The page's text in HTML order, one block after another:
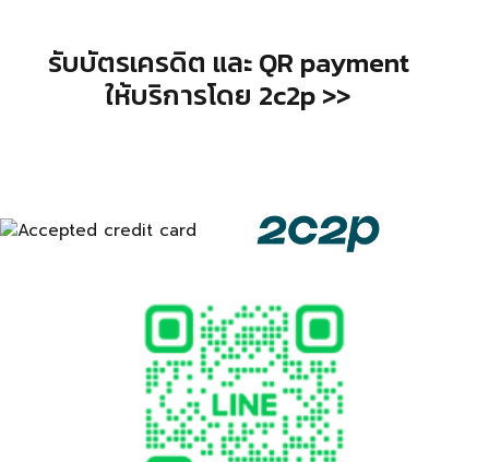
รับบัตรเครดิต และ QR payment
ให้บริการโดย 2c2p >>